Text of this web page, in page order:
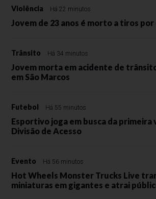
Violência Há 22 minutos
Jovem de 23 anos é morto a tiros por
Trânsito Há 34 minutos
Jovem morta em acidente de
em São Marcos
Futebol Há 55 minutos
Esportivo joga em busca da primeira
Divisão de Acesso
Evento Há 56 minutos
Hot Wheels Monster Trucks Live
miniaturas em gigantes e atrai